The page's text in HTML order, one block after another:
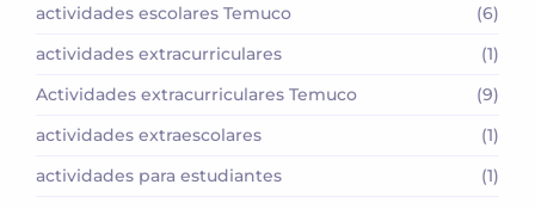
actividades escolares Temuco
(6)
actividades extracurriculares
(1)
Actividades extracurriculares Temuco
(9)
actividades extraescolares
(1)
actividades para estudiantes
(1)